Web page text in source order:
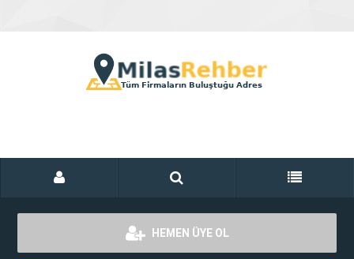
HEMEN ÜYE OL